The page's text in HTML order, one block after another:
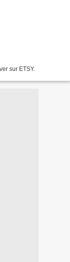
sur ETSY.